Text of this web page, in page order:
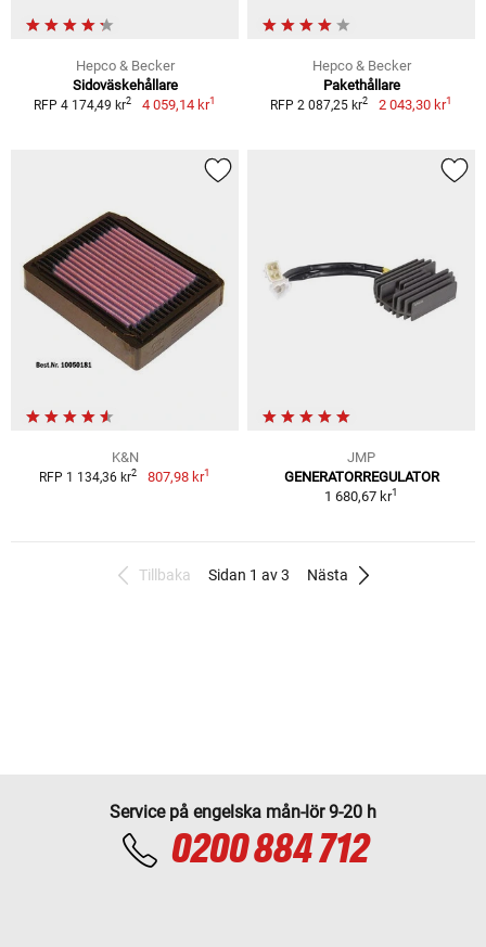
Hepco & Becker
Sidoväskehållare
RFP 4 174,49 kr2 4 059,14 kr1
Hepco & Becker
Pakethållare
RFP 2 087,25 kr2 2 043,30 kr1
K&N
RFP 1 134,36 kr2 807,98 kr1
JMP
GENERATORREGULATOR
1 680,67 kr1
Tillbaka Sidan 1 av 3 Nästa
Service på engelska mån-lör 9-20 h
0200 884 712